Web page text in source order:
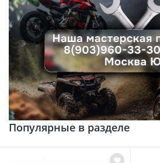
Популярные в разделе